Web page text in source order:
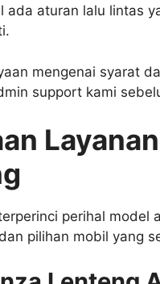
aturan lalu lintas
mengenai syarat
support kami
perihal model
pilihan mobil yang